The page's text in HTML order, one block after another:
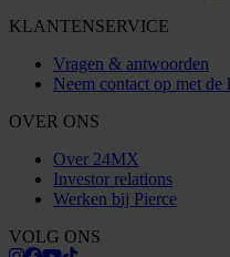
KLANTENSERVICE
Vragen & antwoorden
Neem contact op met de
OVER ONS
Over 24MX
Investor relations
Werken bij Pierce
VOLG ONS